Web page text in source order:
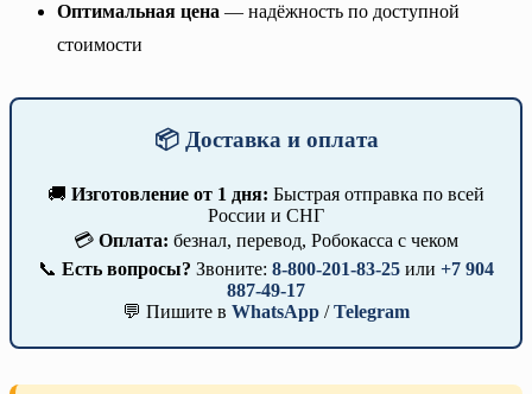
Оптимальная цена — надёжность по доступной
стоимости
📦 Доставка и оплата
🚚 Изготовление от 1 дня: Быстрая отправка по всей
России и СНГ
💳 Оплата: безнал, перевод, Робокасса с чеком
📞 Есть вопросы? Звоните: 8-800-201-83-25 или +7 904
887-49-17
💬 Пишите в WhatsApp /Telegram